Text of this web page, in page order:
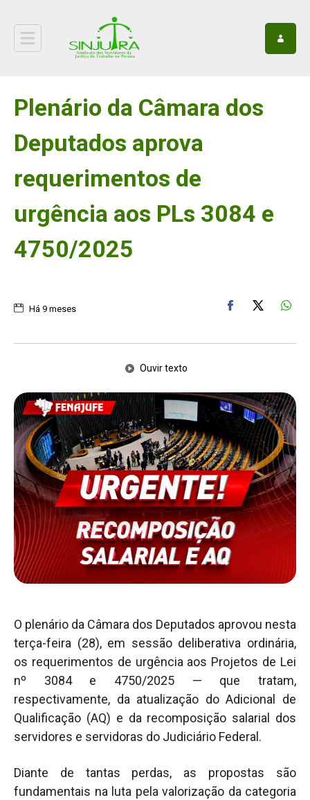
Plenário da Câmara dos
Deputados aprova
requerimentos de
urgência aos PLs 3084 e
4750/2025
Há 9 meses
Ouvir texto
O plenário da Câmara dos Deputados aprovou nesta
terça-feira (28), em sessão deliberativa ordinária,
os requerimentos de urgência aos Projetos de Lei
nº 3084 e 4750/2025 — que tratam,
respectivamente, da atualização do Adicional de
Qualificação (AQ) e da recomposição salarial dos
servidores e servidoras do Judiciário Federal.
Diante de tantas perdas, as propostas são
fundamentais na luta pela valorização da categoria